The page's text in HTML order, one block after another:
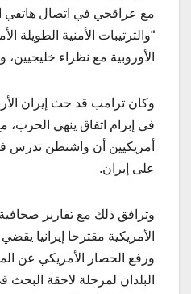
مع عراقجي في اتصال هاتفي
“والترتيبات الأمنية الطويلة
الأوروبية مع نظراء
وكان ترامب قد حث إيران
في إبرام اتفاق ينهي الحرب،
أمريكيين أن واشنطن تدرس
على إيران.
وترافق ذلك مع تقارير
الأمريكية مقترحا إيرانيا
ورفع الحصار الأمريكي عن
البلدان لمرحلة لاحقة